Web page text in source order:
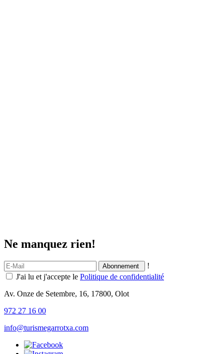
Ne manquez rien!
!
J'ai lu et j'accepte le Politique de confidentialité
Av. Onze de Setembre, 16, 17800, Olot
972 27 16 00
info@turismegarrotxa.com